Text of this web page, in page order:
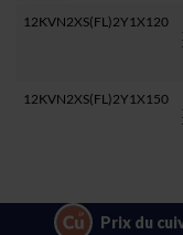
12KVN2XS(FL)2Y1X120
12KVN2XS(FL)2Y1X150
Prix du